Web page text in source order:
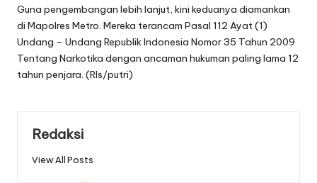
Guna pengembangan lebih lanjut, kini keduanya diamankan
di Mapolres Metro. Mereka terancam Pasal 112 Ayat (1)
Undang – Undang Republik Indonesia Nomor 35 Tahun 2009
Tentang Narkotika dengan ancaman hukuman paling lama 12
tahun penjara. (Rls/putri)
Redaksi
View All Posts